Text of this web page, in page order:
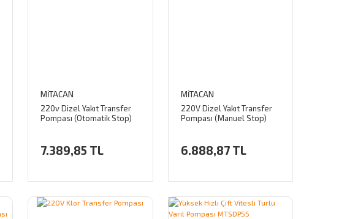
MİTACAN
220v Dizel Yakıt Transfer
Pompası (Otomatik Stop)
7.389,85 TL
MİTACAN
220V Dizel Yakıt Transfer
Pompası (Manuel Stop)
6.888,87 TL